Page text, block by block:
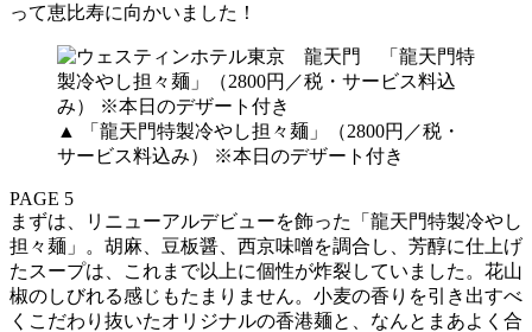
って恵比寿に向かいました！
▲ 「龍天門特製冷やし担々麺」（2800円／税・
サービス料込み） ※本日のデザート付き
PAGE 5
まずは、リニューアルデビューを飾った「龍天門特製冷やし
担々麺」。胡麻、豆板醤、西京味噌を調合し、芳醇に仕上げ
たスープは、これまで以上に個性が炸裂していました。花山
椒のしびれる感じもたまりません。小麦の香りを引き出すべ
くこだわり抜いたオリジナルの香港麺と、なんとまあよく合